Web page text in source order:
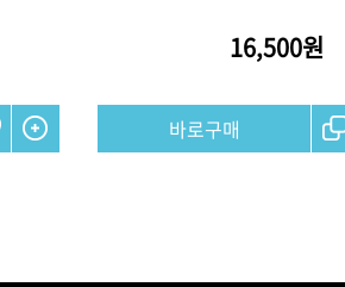
16,500원